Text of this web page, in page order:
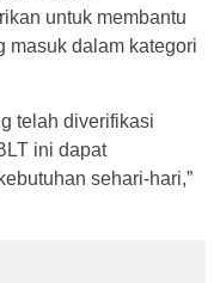
untuk membantu
masuk dalam kategori
telah diverifikasi
ini dapat
sehari-hari,”